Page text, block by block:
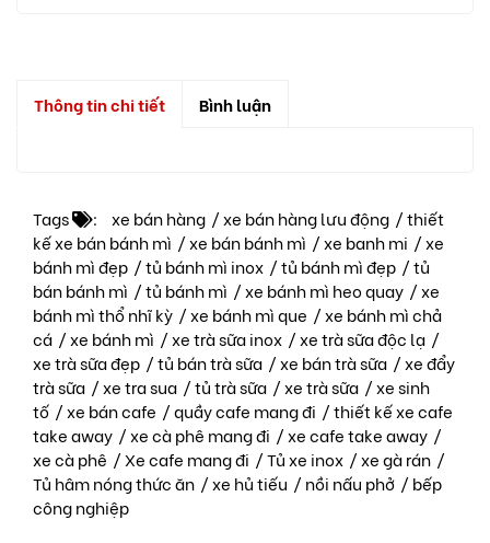
Thông tin chi tiết Bình luận
Tags : xe bán hàng /xe bán hàng lưu động /thiết
kế xe bán bánh mì /xe bán bánh mì /xe banh mi /xe
bánh mì đẹp /tủ bánh mì inox /tủ bánh mì đẹp /tủ
bán bánh mì /tủ bánh mì /xe bánh mì heo quay /xe
bánh mì thổ nhĩ kỳ /xe bánh mì que /xe bánh mì chả
cá /xe bánh mì /xe trà sữa inox /xe trà sữa độc lạ /
xe trà sữa đẹp /tủ bán trà sữa /xe bán trà sữa /xe đẩy
trà sữa /xe tra sua /tủ trà sữa /xe trà sữa /xe sinh
tố /xe bán cafe /quầy cafe mang đi /thiết kế xe cafe
take away /xe cà phê mang đi /xe cafe take away /
xe cà phê /Xe cafe mang đi /Tủ xe inox /xe gà rán /
Tủ hâm nóng thức ăn /xe hủ tiếu / nồi nấu phở / bếp
công nghiệp